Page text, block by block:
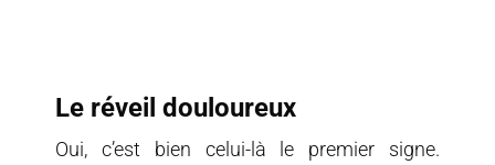
Le réveil douloureux
Oui, c’est bien celui-là le premier signe.